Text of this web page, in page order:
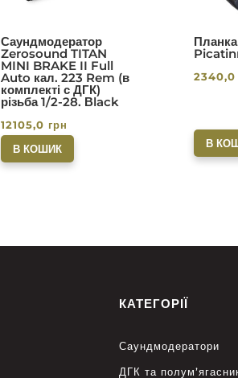
Саундмодератор
Zerosound TITAN
MINI BRAKE II Full
Auto кал. 223 Rem (в
комплекті с ДГК)
різьба 1/2-28. Вlack
12105,0 грн
В КОШИК
2340,0
В
КАТЕГОРІЇ
Саундмодератори
ДГК та